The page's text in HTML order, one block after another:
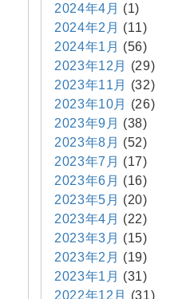
2024年4月 (1)
2024年2月 (11)
2024年1月 (56)
2023年12月
(29)
2023年11月
(32)
2023年10月
(26)
2023年9月 (38)
2023年8月 (52)
2023年7月 (17)
2023年6月 (16)
2023年5月 (20)
2023年4月 (22)
2023年3月 (15)
2023年2月 (19)
2023年1月 (31)
2022年12月
(31)